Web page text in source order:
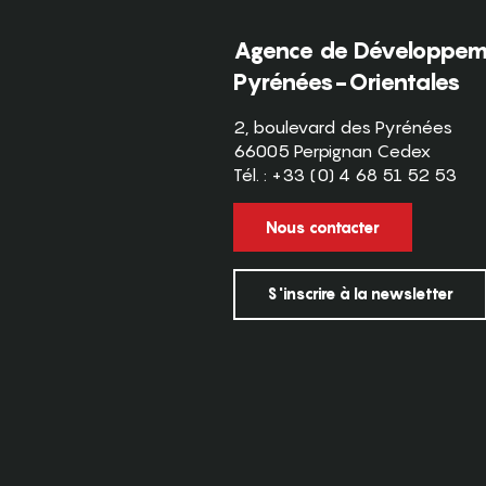
Agence de
Pyrénées-Orientales
2, boulevard des Pyrénées
66005 Perpignan Cedex
Tél. : +33 (0) 4 68 51 52 53
Nous contacter
S'inscrire à la newsletter